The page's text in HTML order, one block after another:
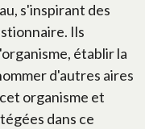
s'inspirant des
Ils
établir la
d'autres aires
organisme et
dans ce